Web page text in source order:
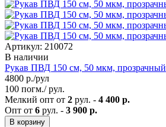
Артикул: 210072
В наличии
Рукав ПВД 150 см, 50 мкм, прозрачный
4800 р./рул
100 погм./ рул.
Мелкий опт от 2 рул. - 4 400 р.
Опт от 6 рул. - 3 900 р.
В корзину